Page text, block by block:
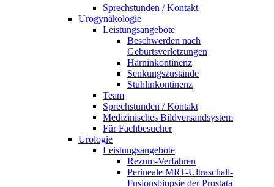
Sprechstunden / Kontakt
Urogynäkologie
Leistungsangebote
Beschwerden nach
Geburtsverletzungen
Harninkontinenz
Senkungszustände
Stuhlinkontinenz
Team
Sprechstunden / Kontakt
Medizinisches Bildversandsystem
Für Fachbesucher
Urologie
Leistungsangebote
Rezum-Verfahren
Perineale MRT-Ultraschall-
Fusionsbiopsie der Prostata